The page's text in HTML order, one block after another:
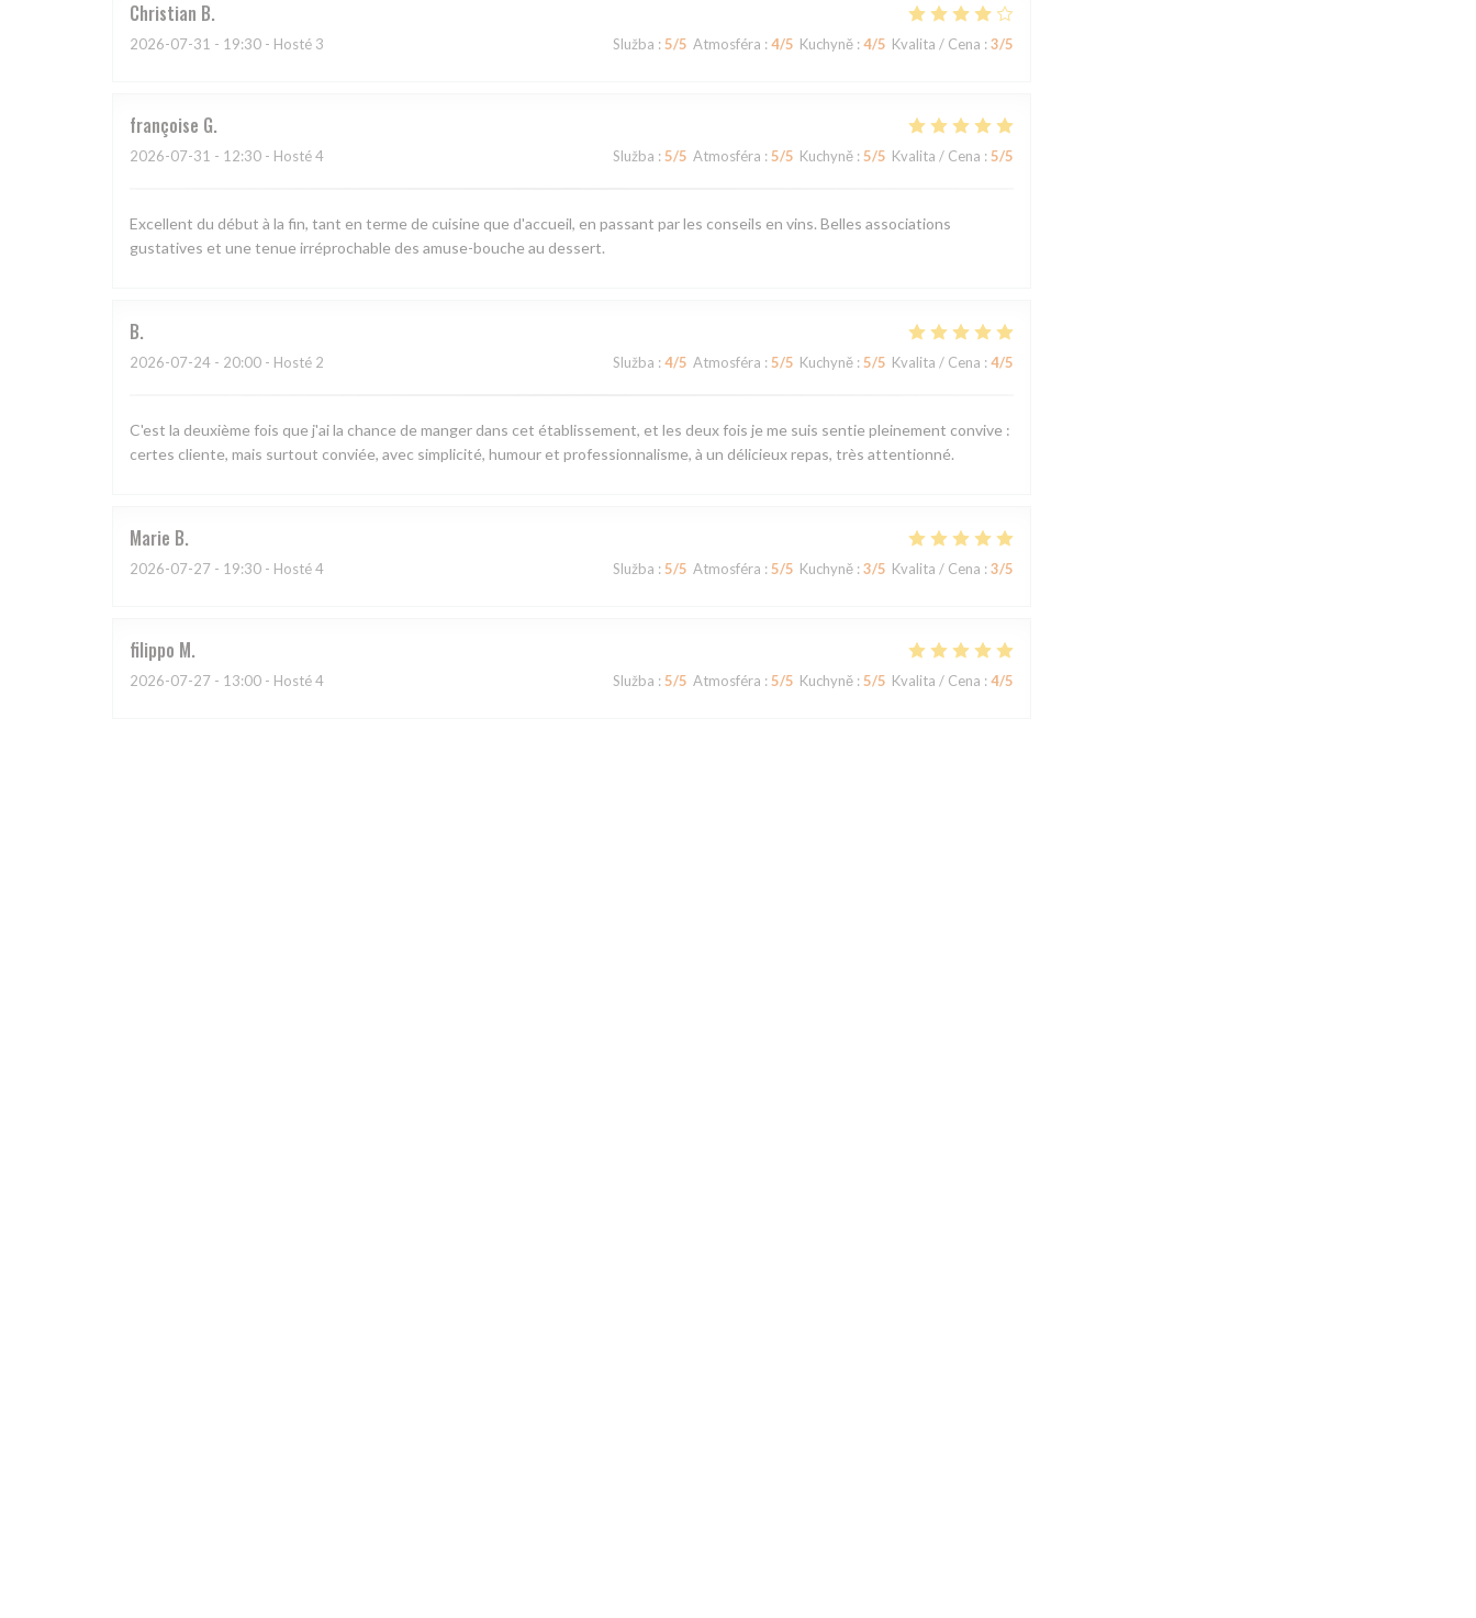
Christian B
2026-07-31 - 19:30 - Hosté 3 Služba : 5/5 Atmosféra : 4/5 Kuchyně : 4/5 Kvalita / Cena : 3/5
françoise G
2026-07-31 - 12:30 - Hosté 4 Služba : 5/5 Atmosféra : 5/5 Kuchyně : 5/5 Kvalita / Cena : 5/5
Excellent du début à la fin, tant en terme de cuisine que d'accueil, en passant par les conseils en vins. Belles associations
gustatives et une tenue irréprochable des amuse-bouche au dessert.
B
2026-07-24 - 20:00 - Hosté 2 Služba : 4/5 Atmosféra : 5/5 Kuchyně : 5/5 Kvalita / Cena : 4/5
C'est la deuxième fois que j'ai la chance de manger dans cet établissement, et les deux fois je me suis sentie pleinement convive :
certes cliente, mais surtout conviée, avec simplicité, humour et professionnalisme, à un délicieux repas, très attentionné.
Marie B
2026-07-27 - 19:30 - Hosté 4 Služba : 5/5 Atmosféra : 5/5 Kuchyně : 3/5 Kvalita / Cena : 3/5
filippo M
2026-07-27 - 13:00 - Hosté 4 Služba : 5/5 Atmosféra : 5/5 Kuchyně : 5/5 Kvalita / Cena : 4/5